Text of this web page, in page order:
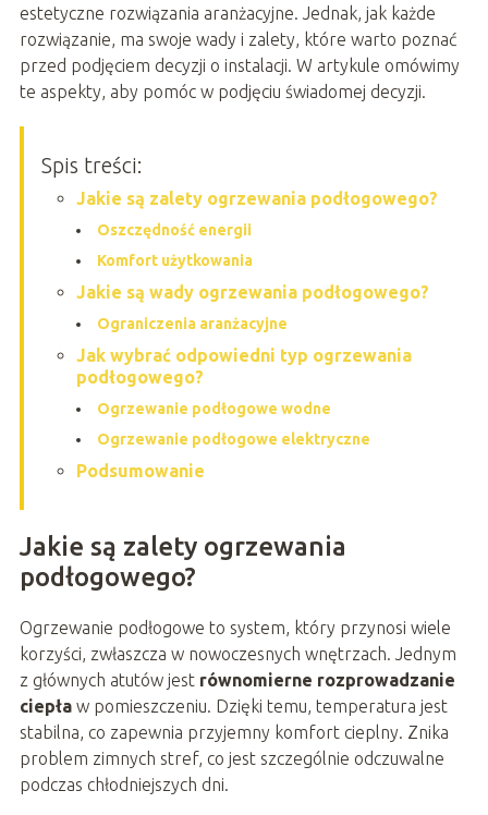
estetyczne rozwiązania aranżacyjne. Jednak, jak każde
rozwiązanie, ma swoje wady i zalety, które warto poznać
przed podjęciem decyzji o instalacji. W artykule omówimy
te aspekty, aby pomóc w podjęciu świadomej decyzji.
Spis treści:
Jakie są zalety ogrzewania podłogowego?
Oszczędność energii
Komfort użytkowania
Jakie są wady ogrzewania podłogowego?
Ograniczenia aranżacyjne
Jak wybrać odpowiedni typ ogrzewania
podłogowego?
Ogrzewanie podłogowe wodne
Ogrzewanie podłogowe elektryczne
Podsumowanie
Jakie są zalety ogrzewania
podłogowego?
Ogrzewanie podłogowe to system, który przynosi wiele
korzyści, zwłaszcza w nowoczesnych wnętrzach. Jednym
z głównych atutów jest równomierne rozprowadzanie
ciepław pomieszczeniu. Dzięki temu, temperatura jest
stabilna, co zapewnia przyjemny komfort cieplny. Znika
problem zimnych stref, co jest szczególnie odczuwalne
podczas chłodniejszych dni.